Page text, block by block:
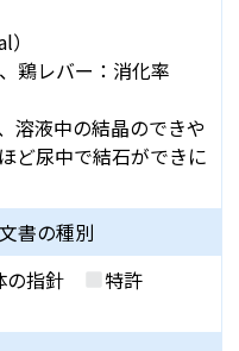
鶏レバー：消化率
溶液中の結晶のできや
ど尿中で結石ができに
書の種別
の指針
特許